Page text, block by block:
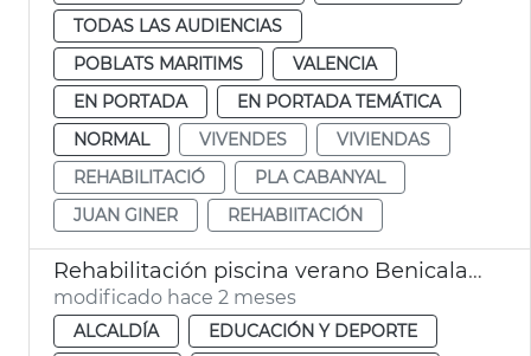
TODAS LAS AUDIENCIAS
POBLATS MARITIMS
VALENCIA
EN PORTADA
EN PORTADA TEMÁTICA
NORMAL
VIVENDES
VIVIENDAS
REHABILITACIÓ
PLA CABANYAL
JUAN GINER
REHABIITACIÓN
Rehabilitación piscina verano Benicalap València
modificado hace 2 meses
ALCALDÍA
EDUCACIÓN Y DEPORTE